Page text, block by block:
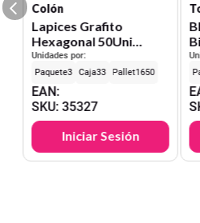
Colón
Lapices Grafito
Hexagonal 50Uni
Colon
Unidades por:
3
33 1650
EAN:
SKU:35327
Iniciar Sesión